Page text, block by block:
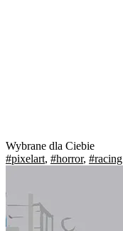
Wybrane dla Ciebie
#pixelart, #horror, #racing